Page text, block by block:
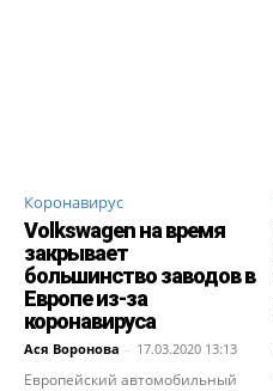
Коронавирус
Volkswagen на время
закрывает
большинство заводов в
Европе из-за
коронавируса
Ася Воронова - 17.03.2020 13:13
Европейский автомобильный